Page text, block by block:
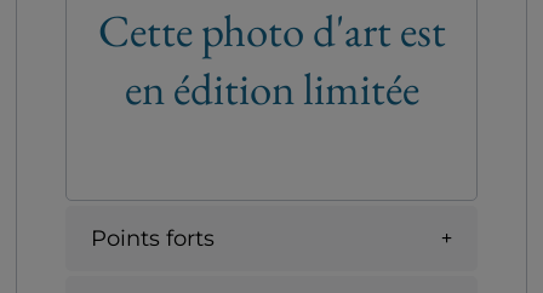
Cette photo d'art est
en édition limitée
Points forts